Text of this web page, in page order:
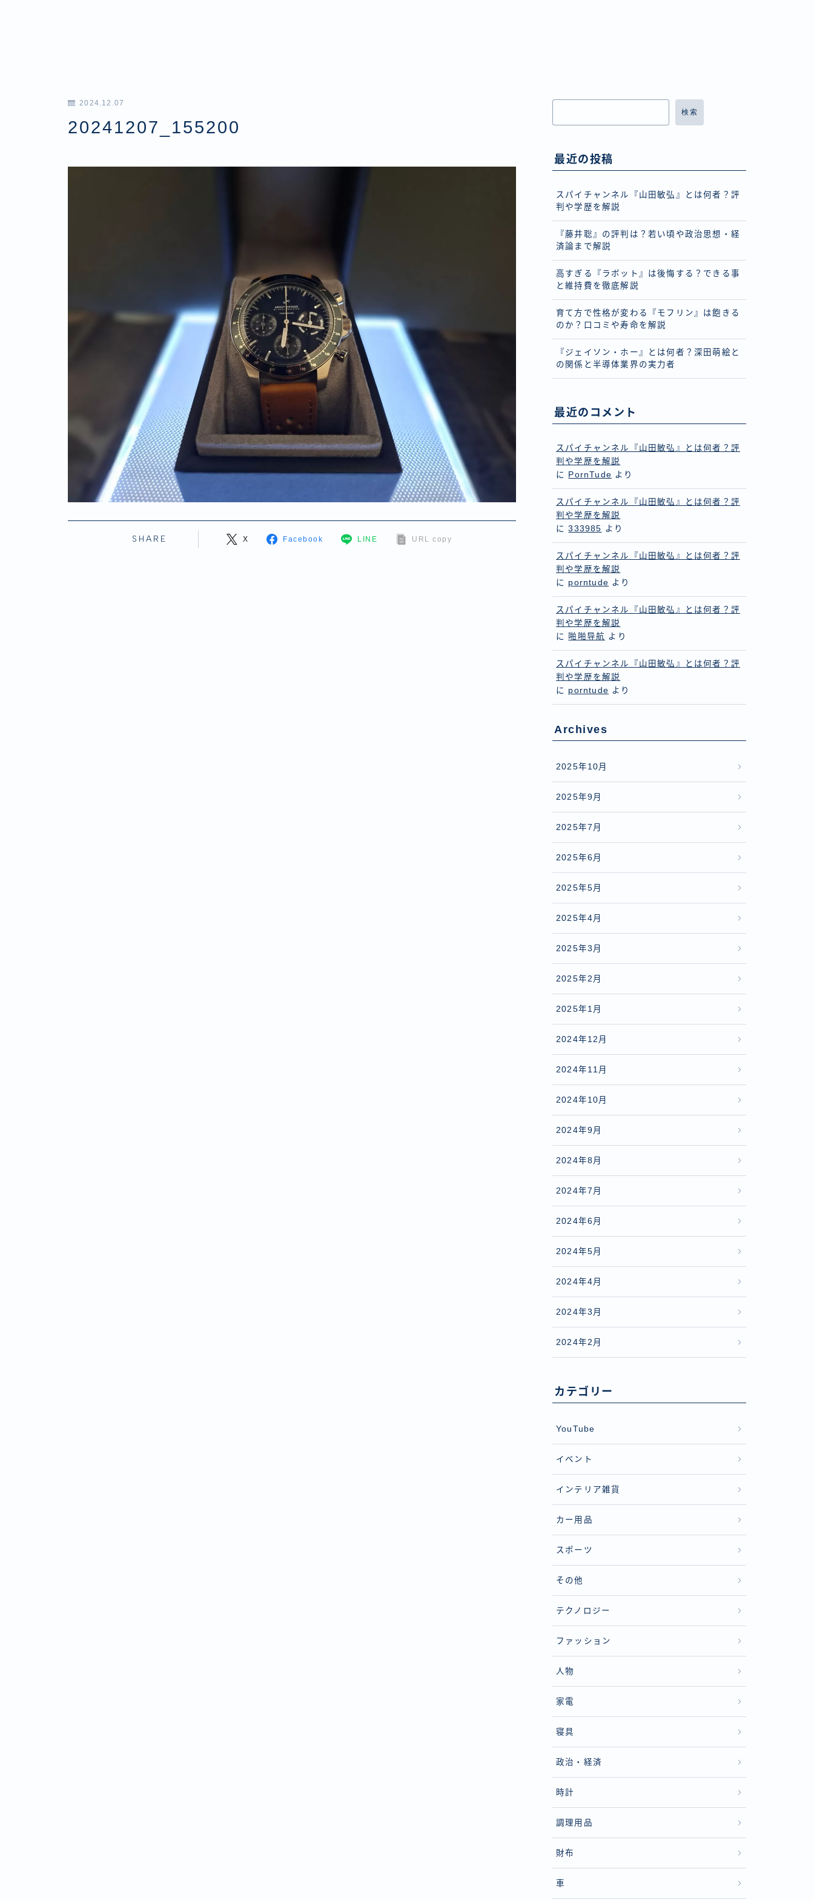
2024.12.07
20241207_155200
SHARE X Facebook LINE URL copy
検索
最近の投稿
スパイチャンネル『山田敏弘』とは何者？評
判や学歴を解説
『藤井聡』の評判は？若い頃や政治思想・経
済論まで解説
高すぎる『ラボット』は後悔する？できる事
と維持費を徹底解説
育て方で性格が変わる『モフリン』は飽きる
のか？口コミや寿命を解説
『ジェイソン・ホー』とは何者？深田萌絵と
の関係と半導体業界の実力者
最近のコメント
スパイチャンネル『山田敏弘』とは何者？評
判や学歴を解説
に
PornTude より
スパイチャンネル『山田敏弘』とは何者？評
判や学歴を解説
に333985 より
スパイチャンネル『山田敏弘』とは何者？評
判や学歴を解説
に porntude より
スパイチャンネル『山田敏弘』とは何者？評
判や学歴を解説
に 啪啪导航 より
スパイチャンネル『山田敏弘』とは何者？評
判や学歴を解説
に porntude より
Archives
2025年10月
2025年9月
2025年7月
2025年6月
2025年5月
2025年4月
2025年3月
2025年2月
2025年1月
2024年12月
2024年11月
2024年10月
2024年9月
2024年8月
2024年7月
2024年6月
2024年5月
2024年4月
2024年3月
2024年2月
カテゴリー
YouTube
イベント
インテリア雑貨
カー用品
スポーツ
その他
テクノロジー
ファッション
人物
家電
寝具
政治・経済
時計
調理用品
財布
車